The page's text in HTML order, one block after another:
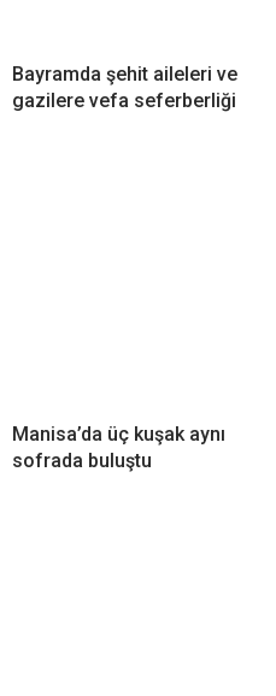
Bayramda şehit aileleri ve
gazilere vefa seferberliği
Manisa’da üç kuşak aynı
sofrada buluştu